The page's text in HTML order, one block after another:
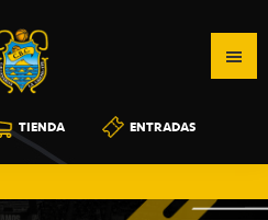
TIENDA ENTRADAS